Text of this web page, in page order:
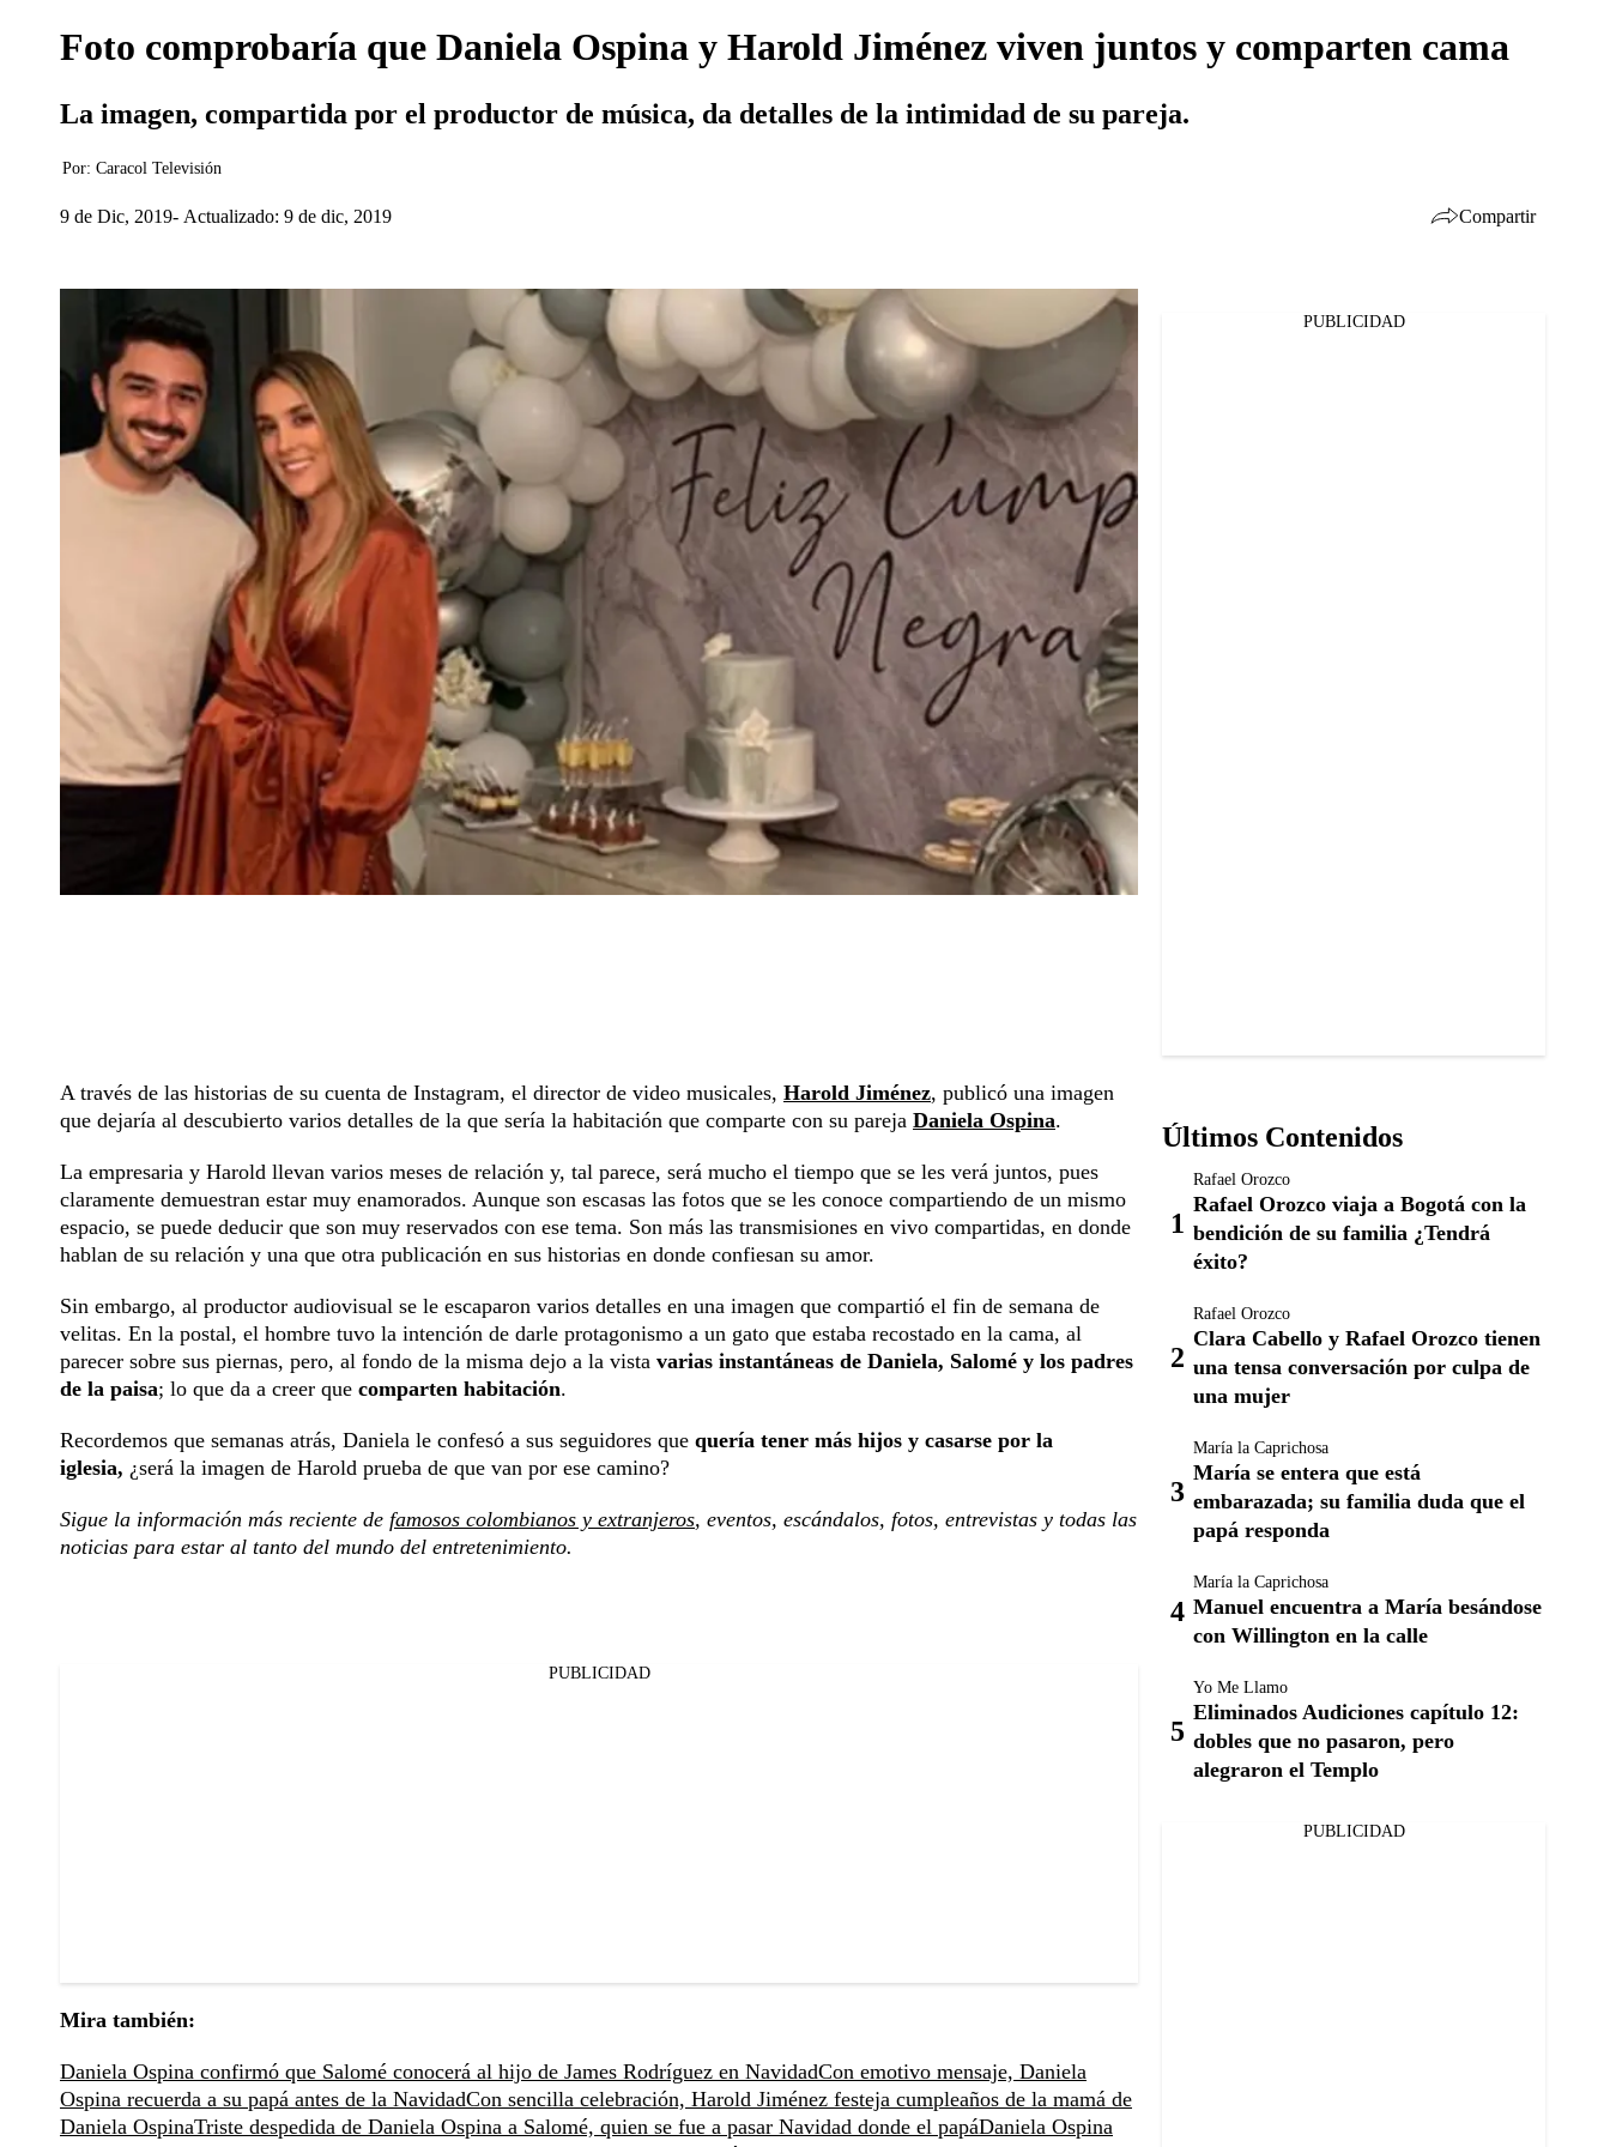
Foto comprobaría que Daniela Ospina y Harold Jiménez viven juntos y comparten cama
La imagen, compartida por el productor de música, da detalles de la intimidad de su pareja.
Por: Caracol Televisión
9 de Dic, 2019 Actualizado: 9 de dic, 2019 Compartir
A través de las historias de su cuenta de Instagram, el director de video musicales, Harold Jiménez, publicó una imagen
que dejaría al descubierto varios detalles de la que sería la habitación que comparte con su pareja Daniela Ospina.
La empresaria y Harold llevan varios meses de relación y, tal parece, será mucho el tiempo que se les verá juntos, pues
claramente demuestran estar muy enamorados. Aunque son escasas las fotos que se les conoce compartiendo de un mismo
espacio, se puede deducir que son muy reservados con ese tema. Son más las transmisiones en vivo compartidas, en donde
hablan de su relación y una que otra publicación en sus historias en donde confiesan su amor.
Sin embargo, al productor audiovisual se le escaparon varios detalles en una imagen que compartió el fin de semana de
velitas. En la postal, el hombre tuvo la intención de darle protagonismo a un gato que estaba recostado en la cama, al
parecer sobre sus piernas, pero, al fondo de la misma dejo a la vista varias instantáneas de Daniela, Salomé y los padres
de la paisa; lo que da a creer que comparten habitación.
Recordemos que semanas atrás, Daniela le confesó a sus seguidores que quería tener más hijos y casarse por la
iglesia, ¿será la imagen de Harold prueba de que van por ese camino?
Sigue la información más reciente de famosos colombianos y extranjeros, eventos, escándalos, fotos, entrevistas y todas las
noticias para estar al tanto del mundo del entretenimiento.
PUBLICIDAD
Mira también:
Daniela Ospina confirmó que Salomé conocerá al hijo de James Rodríguez en NavidadCon emotivo mensaje, Daniela
Ospina recuerda a su papá antes de la NavidadCon sencilla celebración, Harold Jiménez festeja cumpleaños de la mamá de
Daniela OspinaTriste despedida de Daniela Ospina a Salomé, quien se fue a pasar Navidad donde el papáDaniela Ospina
PUBLICIDAD
Últimos Contenidos
Rafael Orozco
Rafael Orozco viaja a Bogotá con la
bendición de su familia ¿Tendrá
éxito?
Rafael Orozco
Clara Cabello y Rafael Orozco tienen
una tensa conversación por culpa de
una mujer
María la Caprichosa
María se entera que está
embarazada; su familia duda que el
papá responda
María la Caprichosa
Manuel encuentra a María besándose
con Willington en la calle
Yo Me Llamo
Eliminados Audiciones capítulo 12:
dobles que no pasaron, pero
alegraron el Templo
PUBLICIDAD